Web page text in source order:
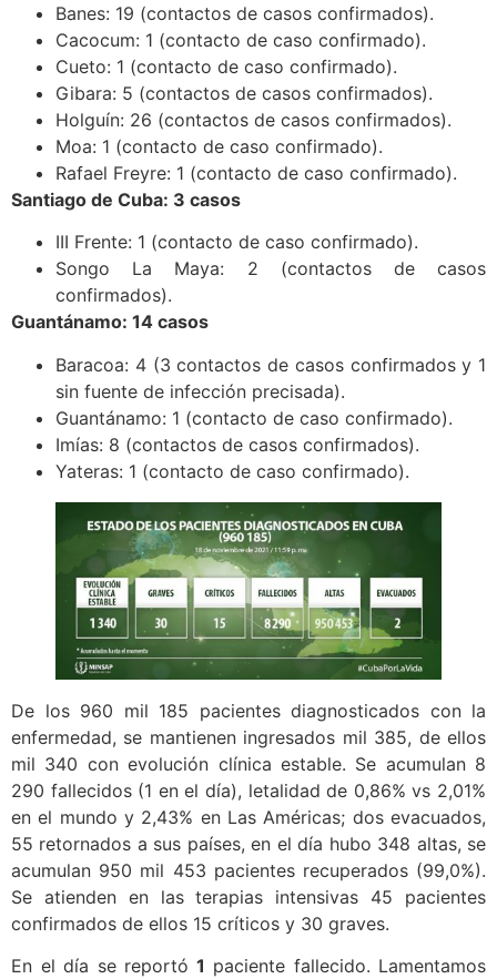
Banes: 19 (contactos de casos confirmados).
Cacocum: 1 (contacto de caso confirmado).
Cueto: 1 (contacto de caso confirmado).
Gibara: 5 (contactos de casos confirmados).
Holguín: 26 (contactos de casos confirmados).
Moa: 1 (contacto de caso confirmado).
Rafael Freyre: 1 (contacto de caso confirmado).
Santiago de Cuba: 3 casos
III Frente: 1 (contacto de caso confirmado).
Songo La Maya: 2 (contactos de casos
confirmados).
Guantánamo: 14 casos
Baracoa: 4 (3 contactos de casos confirmados y 1
sin fuente de infección precisada).
Guantánamo: 1 (contacto de caso confirmado).
Imías: 8 (contactos de casos confirmados).
Yateras: 1 (contacto de caso confirmado).
De los 960 mil 185 pacientes diagnosticados con la
enfermedad, se mantienen ingresados mil 385, de ellos
mil 340 con evolución clínica estable. Se acumulan 8
290 fallecidos (1 en el día), letalidad de 0,86% vs 2,01%
en el mundo y 2,43% en Las Américas; dos evacuados,
55 retornados a sus países, en el día hubo 348 altas, se
acumulan 950 mil 453 pacientes recuperados (99,0%).
Se atienden en las terapias intensivas 45 pacientes
confirmados de ellos 15 críticos y 30 graves.
En el día se reportó 1 paciente fallecido. Lamentamos